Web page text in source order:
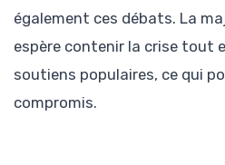
également ces débats. La
espère contenir la crise tout
soutiens populaires, ce qui
compromis.